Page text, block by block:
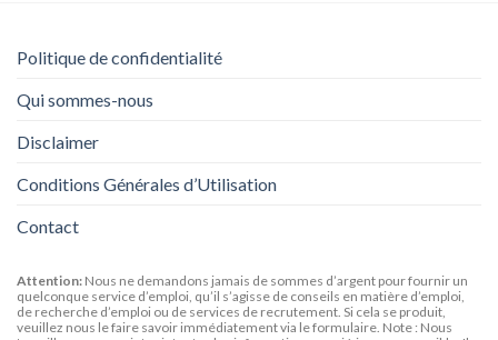
Politique de confidentialité
Qui sommes-nous
Disclaimer
Conditions Générales d’Utilisation
Contact
Attention: Nous ne demandons jamais de sommes d’argent pour fournir un
quelconque service d’emploi, qu’il s’agisse de conseils en matière d’emploi,
de recherche d’emploi ou de services de recrutement. Si cela se produit,
veuillez nous le faire savoir immédiatement via le formulaire. Note : Nous